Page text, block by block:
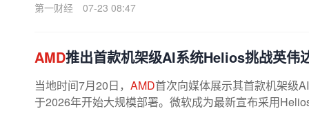
第一财经
07-23 08:47
AMD推出首款机架级AI系统Helios挑战英伟
当地时间7月20日， AMD首次向媒体展示其首款机架级
于2026年开始大规模部署。微软成为最新宣布采用